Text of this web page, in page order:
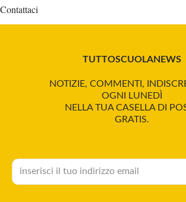
Contattaci
TUTTOSCUOLANEWS
NOTIZIE, COMMENTI,
OGNI LUNEDÌ
NELLA TUA CASELLA DI
GRATIS.